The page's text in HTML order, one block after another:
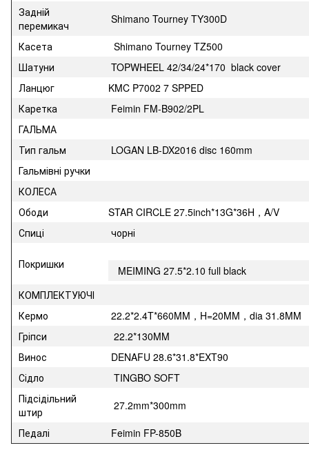
Задній
перемикач
Shimano Tourney TY300D
Касета
Shimano Tourney TZ500
Шатуни
TOPWHEEL 42/34/24*170 black cover
Ланцюг
KMC P7002 7 SPPED
Каретка
Feimin FM-B902/2PL
ГАЛЬМА
Тип гальм
LOGAN LB-DX2016 disc 160mm
Гальмівні ручки
КОЛЕСА
Ободи
STAR CIRCLE 27.5inch*13G*36H，A/V
Спиці
чорні
Покришки
MEIMING 27.5*2.10 full black
КОМПЛЕКТУЮЧІ
Кермо
22.2*2.4T*660MM，H=20MM，dia 31.8MM
Гріпси
22.2*130MM
Винос
DENAFU 28.6*31.8*EXT90
Сідло
TINGBO SOFT
Підсідільний
штир
27.2mm*300mm
Педалі
Feimin FP-850B